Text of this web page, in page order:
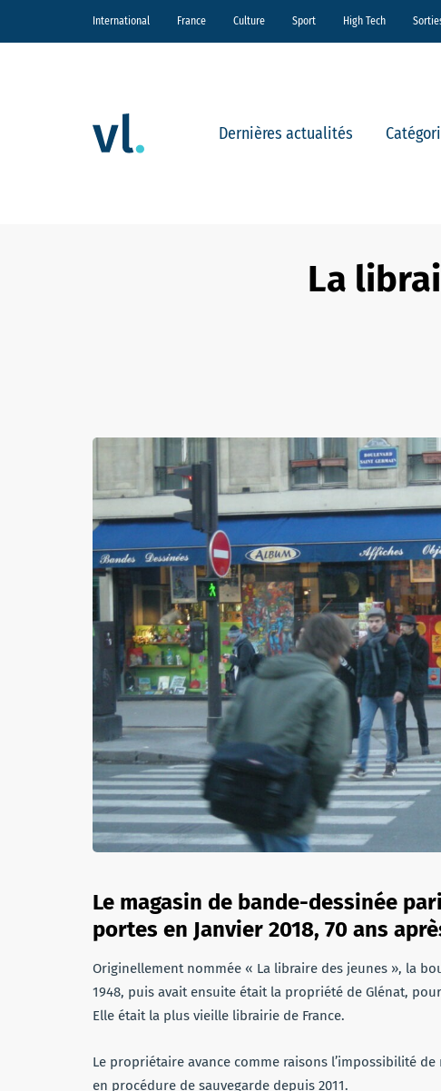
International France Culture Sport High Tech
Dernières actualités
La
Le magasin de bande-dessinée
portes en Janvier 2018, 70 ans
Originellement nommée « La libraire des jeunes », la
1948, puis avait ensuite était la propriété de Glénat,
Elle était la plus vieille librairie de France.
Le propriétaire avance comme raisons l’impossibilité
en procédure de sauvegarde depuis 2011.